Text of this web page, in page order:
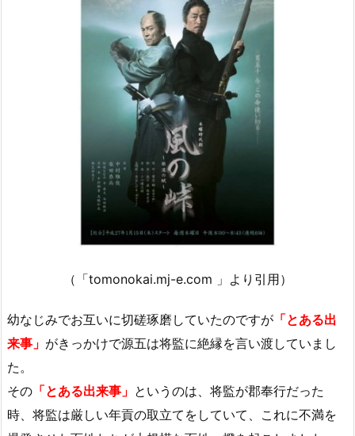
（「tomonokai.mj-e.com 」より引用）
幼なじみでお互いに切磋琢磨していたのですが 「とある出
来事」 がきっかけで源五は将監に絶縁を言い渡していまし
た。
その 「とある出来事」 というのは、将監が郡奉行だった
時、将監は厳しい年貢の取立てをしていて、これに不満を